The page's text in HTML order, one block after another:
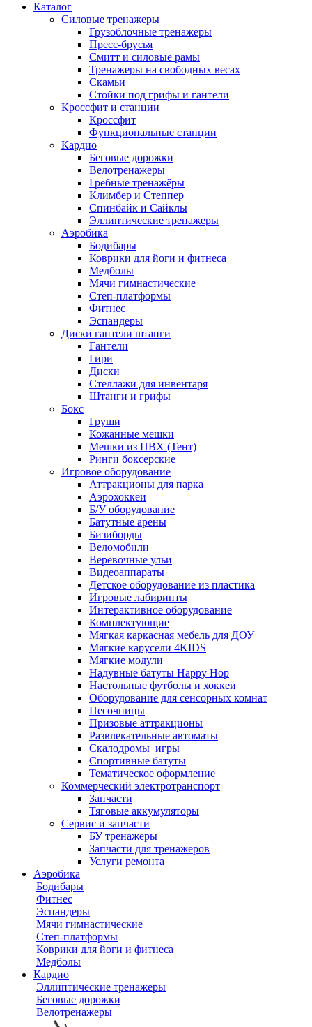
Каталог
Силовые тренажеры
Грузоблочные тренажеры
Пресс-брусья
Смитт и силовые рамы
Тренажеры на свободных весах
Скамьи
Стойки под грифы и гантели
Кроссфит и станции
Кроссфит
Функциональные станции
Кардио
Беговые дорожки
Велотренажеры
Гребные тренажёры
Климбер и Степпер
Спинбайк и Сайклы
Эллиптические тренажеры
Аэробика
Бодибары
Коврики для йоги и фитнеса
Медболы
Мячи гимнастические
Степ-платформы
Фитнес
Эспандеры
Диски гантели штанги
Гантели
Гири
Диски
Стеллажи для инвентаря
Штанги и грифы
Бокс
Груши
Кожанные мешки
Мешки из ПВХ (Тент)
Ринги боксерские
Игровое оборудование
Аттракционы для парка
Аэрохоккеи
Б/У оборудование
Батутные арены
Бизиборды
Веломобили
Веревочные ульи
Видеоаппараты
Детское оборудование из пластика
Игровые лабиринты
Интерактивное оборудование
Комплектующие
Мягкая каркасная мебель для ДОУ
Мягкие карусели 4KIDS
Мягкие модули
Надувные батуты Happy Hop
Настольные футболы и хоккеи
Оборудование для сенсорных комнат
Песочницы
Призовые аттракционы
Развлекательные автоматы
Скалодромы_игры
Спортивные батуты
Тематическое оформление
Коммерческий электротранспорт
Запчасти
Тяговые аккумуляторы
Сервис и запчасти
БУ тренажеры
Запчасти для тренажеров
Услуги ремонта
Аэробика
Бодибары
Фитнес
Эспандеры
Мячи гимнастические
Степ-платформы
Коврики для йоги и фитнеса
Медболы
Кардио
Эллиптические тренажеры
Беговые дорожки
Велотренажеры